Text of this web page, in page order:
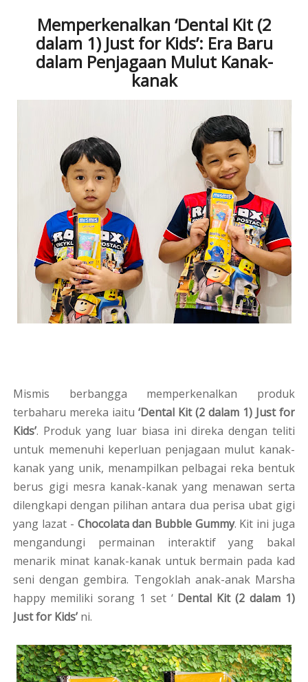
Memperkenalkan ‘Dental Kit (2
dalam 1) Just for Kids’: Era Baru
dalam Penjagaan Mulut Kanak-
kanak
Mismis berbangga memperkenalkan produk
terbaharu mereka iaitu‘Dental Kit (2 dalam 1) Just for
Kids’. Produk yang luar biasa ini direka dengan teliti
untuk memenuhi keperluan penjagaan mulut kanak-
kanak yang unik, menampilkan pelbagai reka bentuk
berus gigi mesra kanak-kanak yang menawan serta
dilengkapi dengan pilihan antara dua perisa ubat gigi
yang lazat - Chocolata dan Bubble Gummy. Kit ini juga
mengandungi permainan interaktif yang bakal
menarik minat kanak-kanak untuk bermain pada kad
seni dengan gembira. Tengoklah anak-anak Marsha
happy memiliki sorang 1 set ‘Dental Kit (2 dalam 1)
Just for Kids’ ni.